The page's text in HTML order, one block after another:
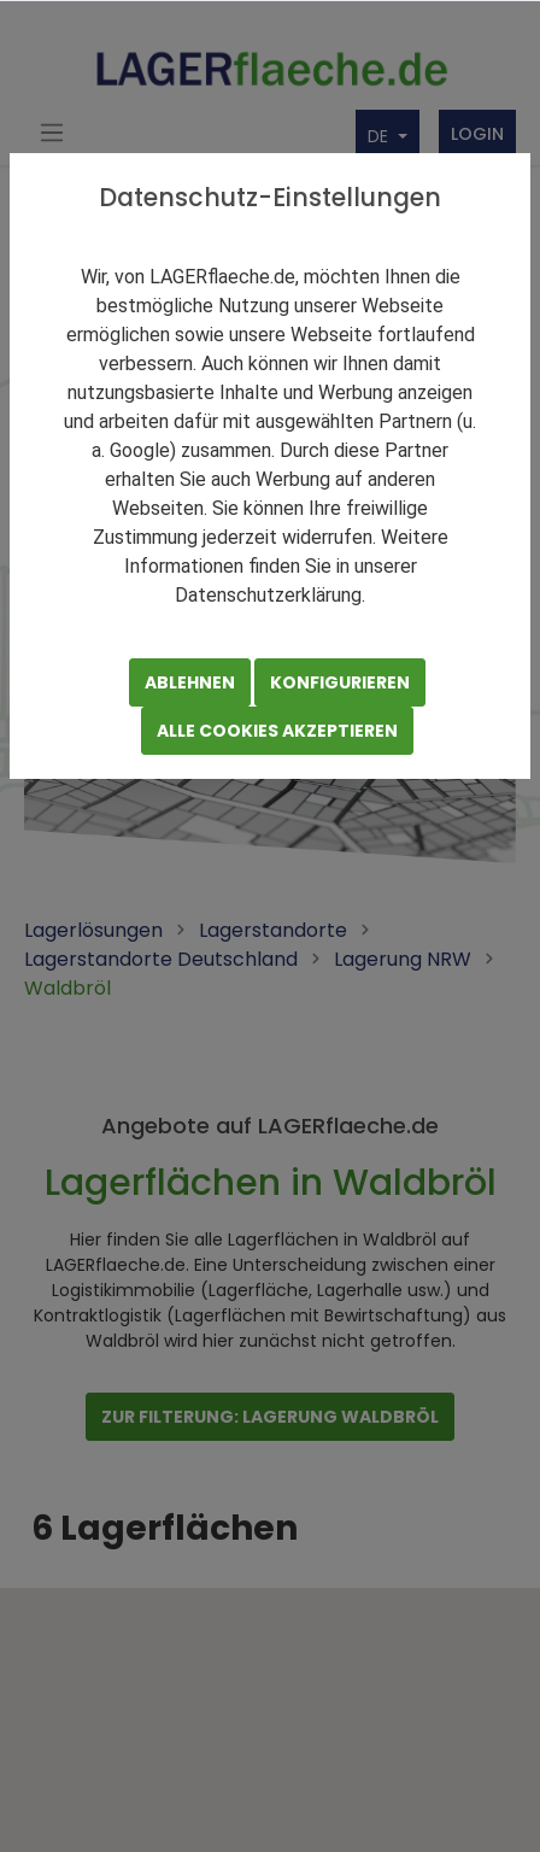
DE LOGIN
Lagerraum in
Waldbröl
Lagerraum in Waldbröl bietet Anbindung an regionale
Wirtschafts- und Logistikräume. Die Seite bündelt aktuelle
Exposés für Lager- und Hallenflächen.
Lagerlösungen
Lagerstandorte
Lagerstandorte Deutschland
Lagerung NRW
Waldbröl
Angebote auf LAGERflaeche.de
Lagerflächen in Waldbröl
Hier finden Sie alle Lagerflächen in Waldbröl auf
LAGERflaeche.de. Eine Unterscheidung zwischen einer
Logistikimmobilie (Lagerfläche, Lagerhalle usw.) und
Kontraktlogistik (Lagerflächen mit Bewirtschaftung) aus
Waldbröl wird hier zunächst nicht getroffen.
ZUR FILTERUNG: LAGERUNG WALDBRÖL
6 Lagerflächen
Datenschutz-Einstellungen
Wir, von LAGERflaeche.de, möchten Ihnen die
bestmögliche Nutzung unserer Webseite
ermöglichen sowie unsere Webseite fortlaufend
verbessern. Auch können wir Ihnen damit
nutzungsbasierte Inhalte und Werbung anzeigen
und arbeiten dafür mit ausgewählten Partnern (u.
a. Google) zusammen. Durch diese Partner
erhalten Sie auch Werbung auf anderen
Webseiten. Sie können Ihre freiwillige
Zustimmung jederzeit widerrufen. Weitere
Informationen finden Sie in unserer
Datenschutzerklärung.
ABLEHNEN
KONFIGURIEREN
ALLE COOKIES AKZEPTIEREN